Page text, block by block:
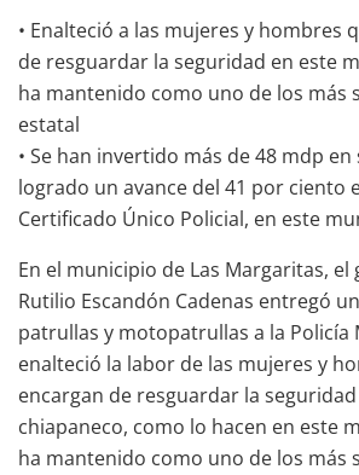
• Enalteció a las mujeres y hombres
de resguardar la seguridad en este
ha mantenido como uno de los más
estatal
• Se han invertido más de 48 mdp
logrado un avance del 41 por ciento
Certificado Único Policial, en este
En el municipio de Las Margaritas,
Rutilio Escandón Cadenas entregó
patrullas y motopatrullas a la Policía
enalteció la labor de las mujeres y
encargan de resguardar la
chiapaneco, como lo hacen en este
ha mantenido como uno de los más